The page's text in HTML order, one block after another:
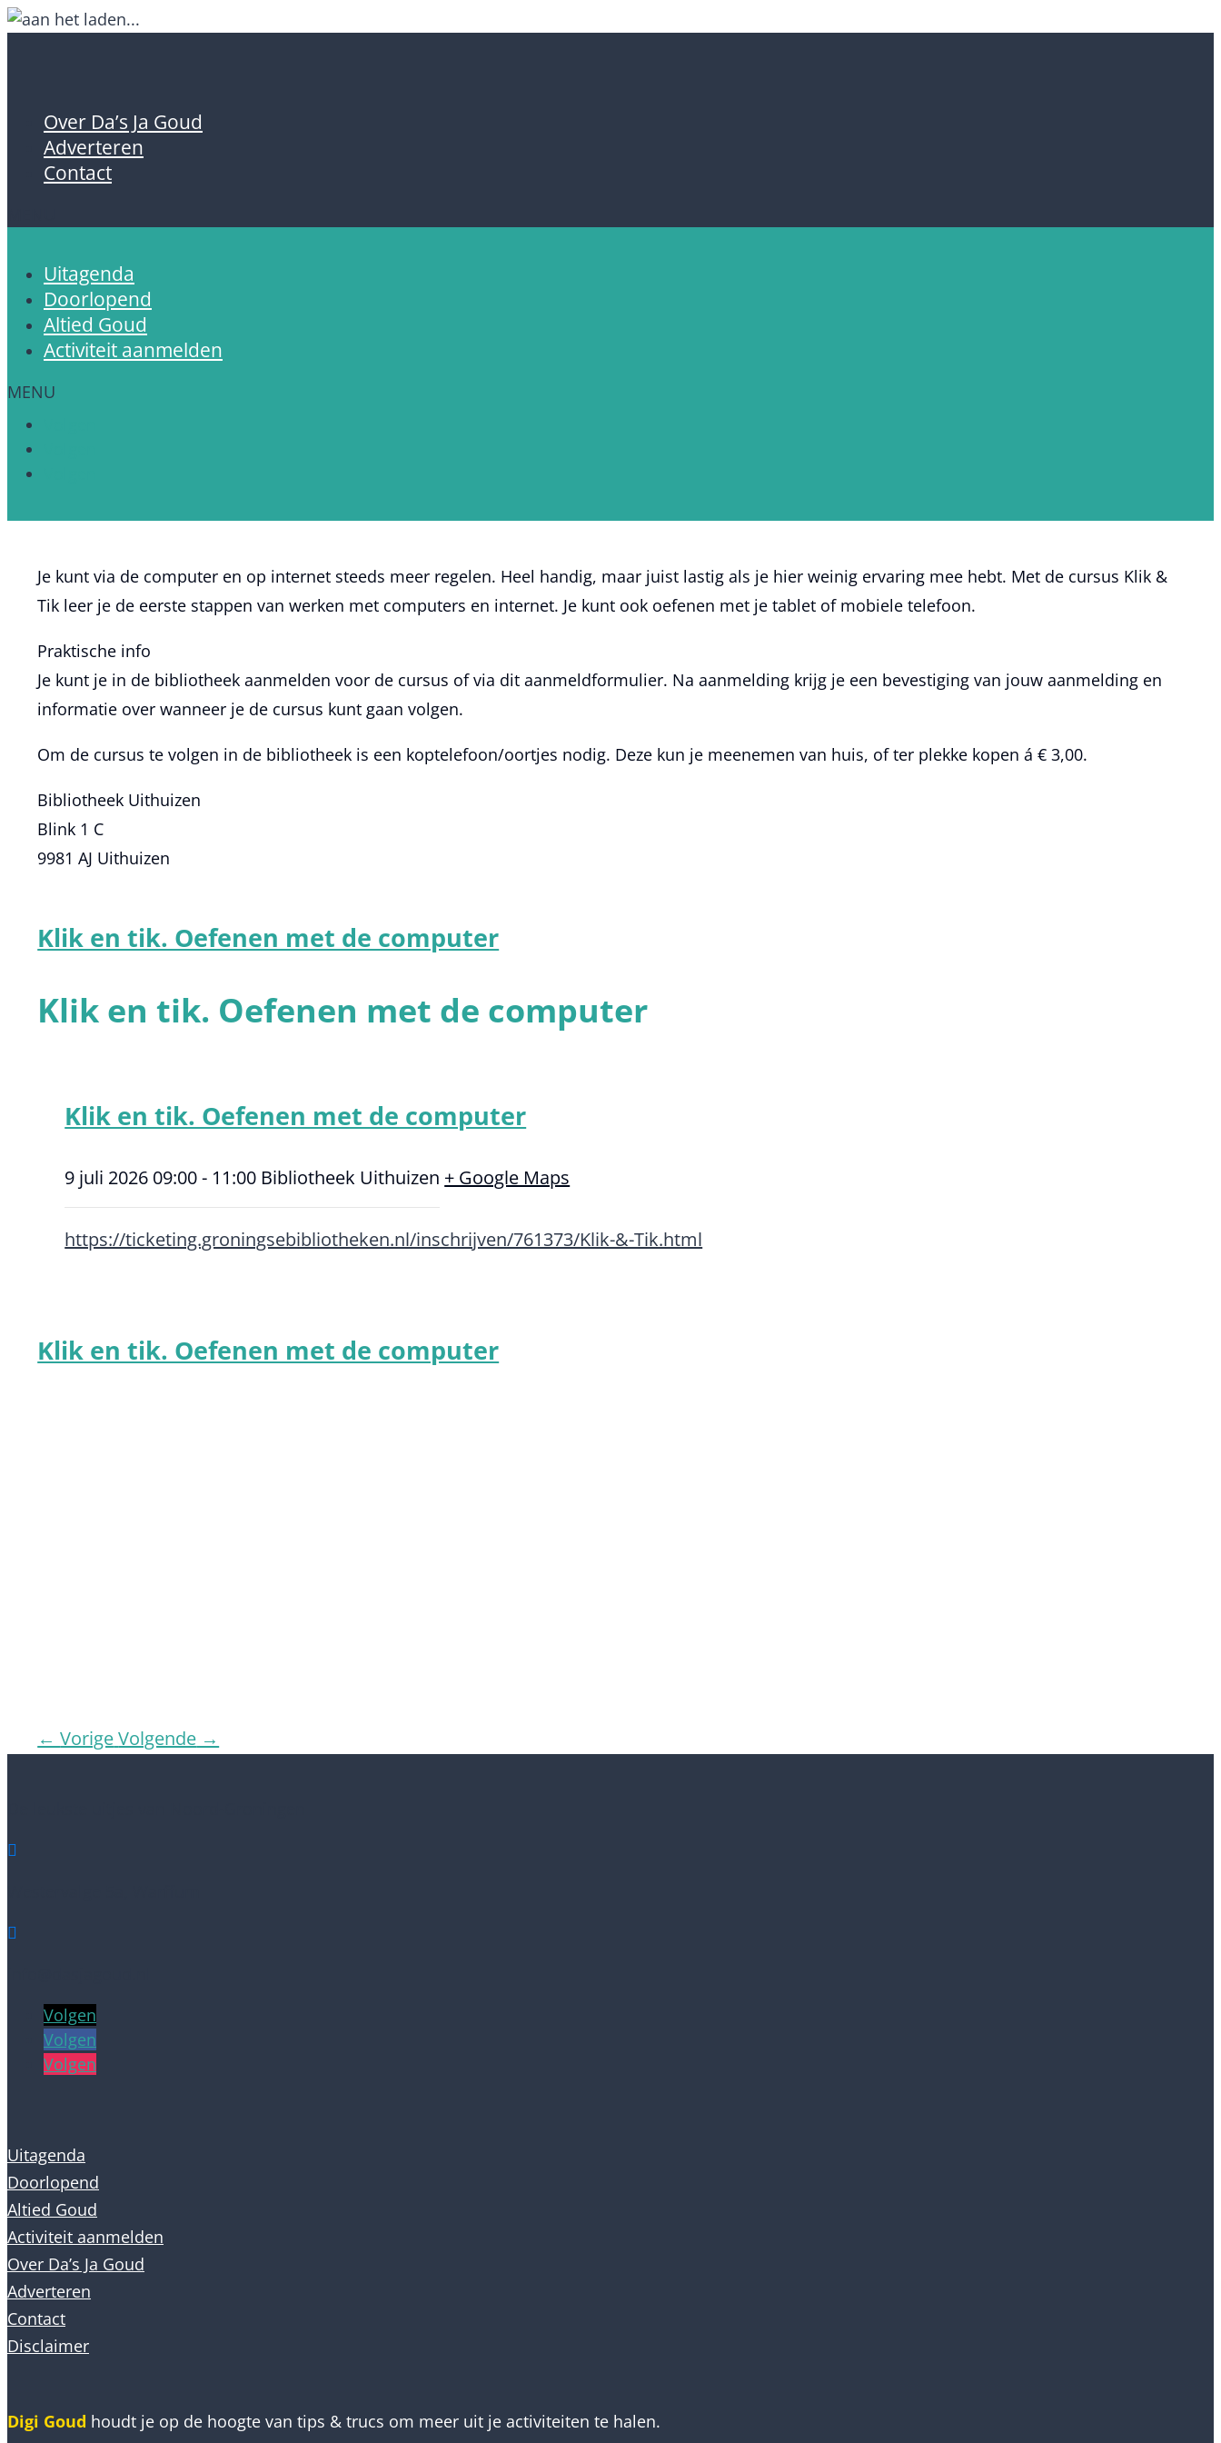
Over Da’s Ja Goud
Adverteren
Contact
Uitagenda
Doorlopend
Altied Goud
Activiteit aanmelden
Je kunt via de computer en op internet steeds meer regelen. Heel handig, maar juist lastig als je hier weinig ervaring mee hebt. Met de cursus Klik &
Tik leer je de eerste stappen van werken met computers en internet. Je kunt ook oefenen met je tablet of mobiele telefoon.
Praktische info
Je kunt je in de bibliotheek aanmelden voor de cursus of via dit aanmeldformulier. Na aanmelding krijg je een bevestiging van jouw aanmelding en
informatie over wanneer je de cursus kunt gaan volgen.
Om de cursus te volgen in de bibliotheek is een koptelefoon/oortjes nodig. Deze kun je meenemen van huis, of ter plekke kopen á € 3,00.
Bibliotheek Uithuizen
Blink 1 C
9981 AJ Uithuizen
Klik en tik. Oefenen met de computer
Klik en tik. Oefenen met de computer
Klik en tik. Oefenen met de computer
9 juli 2026 09:00 - 11:00 Bibliotheek Uithuizen + Google Maps
https://ticketing.groningsebibliotheken.nl/inschrijven/761373/Klik-&-Tik.html
Klik en tik. Oefenen met de computer
←VorigeVolgende →


Volgen
Volgen
Volgen
Uitagenda
Doorlopend
Altied Goud
Activiteit aanmelden
Over Da’s Ja Goud
Adverteren
Contact
Disclaimer
Digi Goud houdt je op de hoogte van tips & trucs om meer uit je activiteiten te halen.